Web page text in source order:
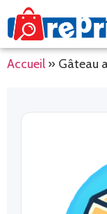
Accueil » Gâteau